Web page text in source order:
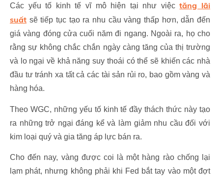
Các yếu tố kinh tế vĩ mô hiện tại như việc tăng lãi
suất sẽ tiếp tục tạo ra nhu cầu vàng thấp hơn, dẫn đến
giá vàng đóng cửa cuối năm đi ngang. Ngoài ra, họ cho
rằng sự không chắc chắn ngày càng tăng của thị trường
và lo ngại về khả năng suy thoái có thể sẽ khiến các nhà
đầu tư tránh xa tất cả các tài sản rủi ro, bao gồm vàng và
hàng hóa.
Theo WGC, những yếu tố kinh tế đầy thách thức này tạo
ra những trở ngại đáng kể và làm giảm nhu cầu đối với
kim loại quý và gia tăng áp lực bán ra.
Cho đến nay, vàng được coi là một hàng rào chống lại
lạm phát, nhưng không phải khi Fed bắt tay vào một đợt